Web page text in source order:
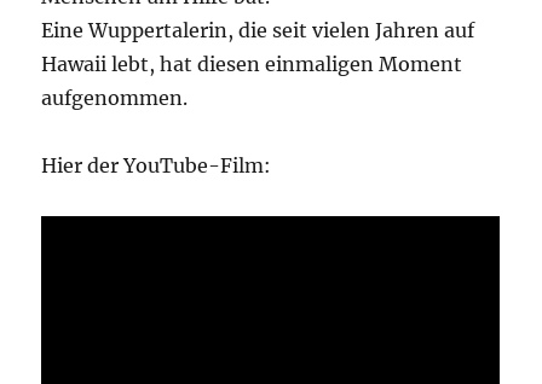
Eine Wuppertalerin, die seit vielen Jahren auf
Hawaii lebt, hat diesen einmaligen Moment
aufgenommen.
Hier der YouTube-Film: